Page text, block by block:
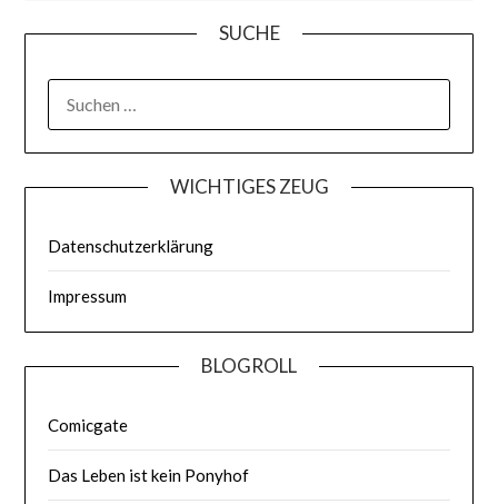
SUCHE
WICHTIGES ZEUG
Datenschutzerklärung
Impressum
BLOGROLL
Comicgate
Das Leben ist kein Ponyhof